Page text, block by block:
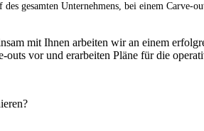
gesamten Unternehmens, bei einem
mit Ihnen arbeiten wir an einem
vor und erarbeiten Pläne für die